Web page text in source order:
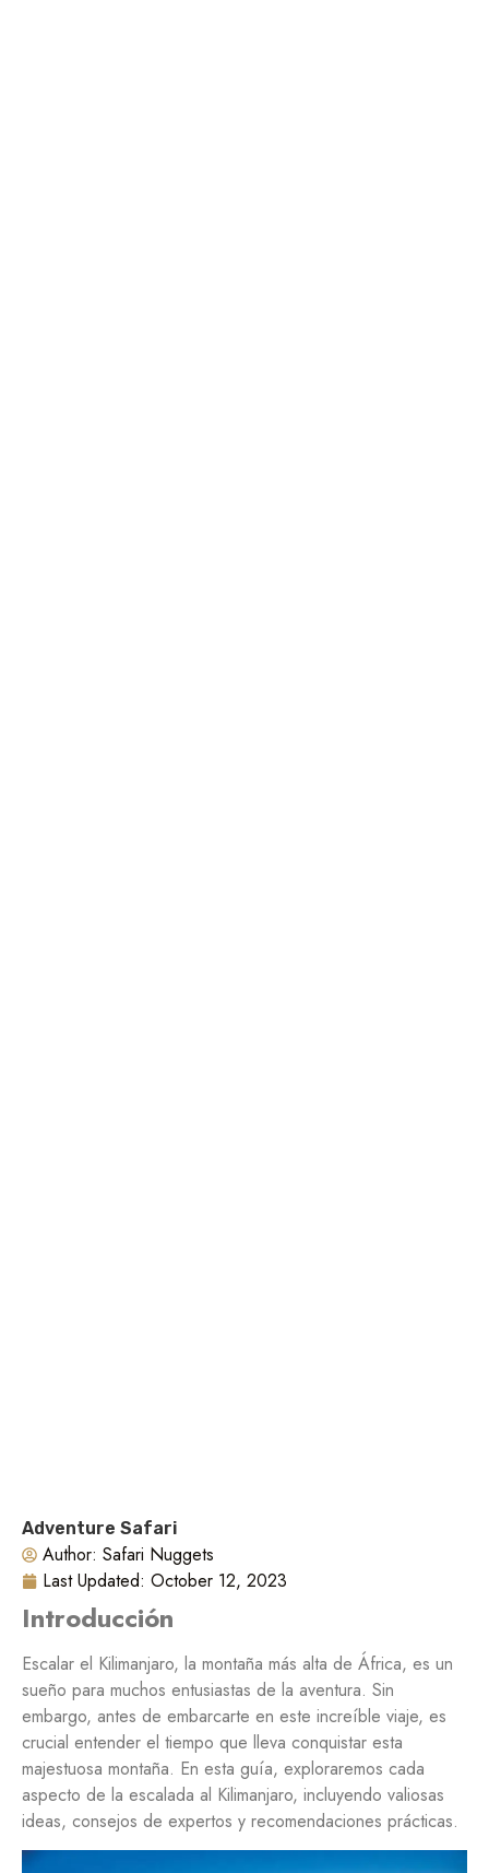
Adventure Safari
Author: Safari Nuggets
Last Updated: October 12, 2023
Introducción
Escalar el Kilimanjaro, la montaña más alta de África, es un
sueño para muchos entusiastas de la aventura. Sin
embargo, antes de embarcarte en este increíble viaje, es
crucial entender el tiempo que lleva conquistar esta
majestuosa montaña. En esta guía, exploraremos cada
aspecto de la escalada al Kilimanjaro, incluyendo valiosas
ideas, consejos de expertos y recomendaciones prácticas.